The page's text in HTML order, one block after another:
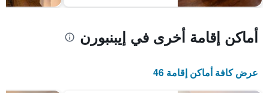
أماكن إقامة أخرى في إيبنبورن
عرض كافة أماكن إقامة 46